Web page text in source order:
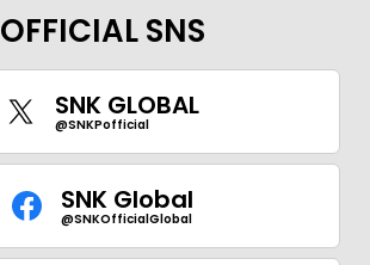
OFFICIAL SNS
SNK GLOBAL
@SNKPofficial
SNK Global
@SNKOfficialGlobal